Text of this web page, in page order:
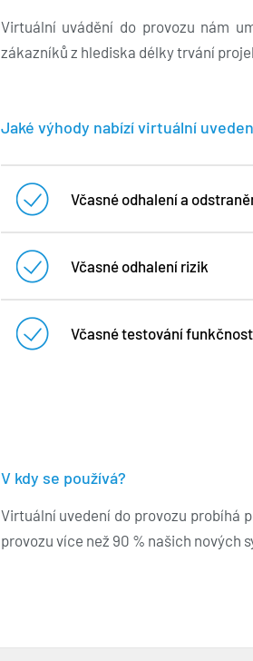
Virtuální uvádění do provozu nám
zákazníků z hlediska délky trvání
Jaké výhody nabízí virtuální
Včasné odhalení a
Včasné odhalení rizik
Včasné testování
V kdy se používá?
Virtuální uvedení do provozu probíhá
provozu více než 90 % našich nových